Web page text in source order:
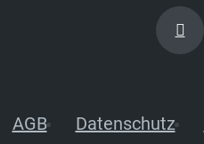
AGB Datenschutz